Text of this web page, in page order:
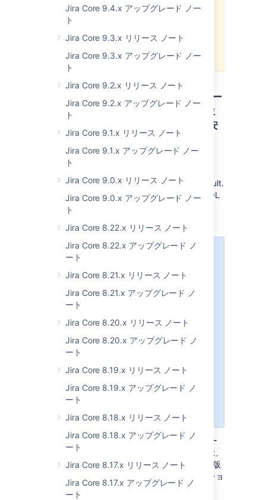
Jira Core 9.4.x アップグレード ノー
ト
Jira Core 9.3.x リリース ノート
Jira Core 9.3.x アップグレード ノー
ト
Jira Core 9.2.x リリース ノート
Jira Core 9.2.x アップグレード ノー
ト
Jira Core 9.1.x リリース ノート
Jira Core 9.1.x アップグレード ノー
ト
Jira Core 9.0.x リリース ノート
Jira Core 9.0.x アップグレード ノー
ト
Jira Core 8.22.x リリース ノート
Jira Core 8.22.x アップグレード ノ
ート
Jira Core 8.21.x リリース ノート
Jira Core 8.21.x アップグレード ノ
ート
Jira Core 8.20.x リリース ノート
Jira Core 8.20.x アップグレード ノ
ート
Jira Core 8.19.x リリース ノート
Jira Core 8.19.x アップグレード ノ
ート
Jira Core 8.18.x リリース ノート
Jira Core 8.18.x アップグレード ノ
ート
Jira Core 8.17.x リリース ノート
Jira Core 8.17.x アップグレード ノ
ート
health check fails incorrectly on
delivering a fix as soon as
possible.
8.13.9: バンドル済みの JRE は、TLS バー
ジョン 1 および 1.1 における MySQL コミ
ュニティ エディション 5.7.27 以降との安
全な接続を無効にします
Jira 8.13.9 binary installers are bundled with
with TLS versions 1 and 1.1 disabled by default.
This prevents secure connections with MySQL
Community Edition 5.7.27 or older compiled
次の場合はこの課題の影響を受けま
を実行している場合
MySQL コミュニティ エディシ
MySQL コミュニティ エディシ
いない場合
JRE バージョン 8u291 より前ま
アップグレード後に Jira が MySQL データベー
スとの安全な接続を確立できるようにするには、
TLS 1.2 をサポートする MySQL コミュニティ版
のバージョンに切り替えます。次のソリューショ
ンから 1 つ選択します。